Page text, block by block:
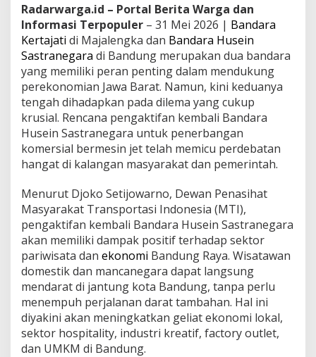
Radarwarga.id – Portal Berita Warga dan
Informasi Terpopuler – 31 Mei 2026 | Bandara
Kertajati di Majalengka dan Bandara Husein
Sastranegara di Bandung merupakan dua bandara
yang memiliki peran penting dalam mendukung
perekonomian Jawa Barat. Namun, kini keduanya
tengah dihadapkan pada dilema yang cukup
krusial. Rencana pengaktifan kembali Bandara
Husein Sastranegara untuk penerbangan
komersial bermesin jet telah memicu perdebatan
hangat di kalangan masyarakat dan pemerintah.
Menurut Djoko Setijowarno, Dewan Penasihat
Masyarakat Transportasi Indonesia (MTI),
pengaktifan kembali Bandara Husein Sastranegara
akan memiliki dampak positif terhadap sektor
pariwisata dan ekonomi Bandung Raya. Wisatawan
domestik dan mancanegara dapat langsung
mendarat di jantung kota Bandung, tanpa perlu
menempuh perjalanan darat tambahan. Hal ini
diyakini akan meningkatkan geliat ekonomi lokal,
sektor hospitality, industri kreatif, factory outlet,
dan UMKM di Bandung.